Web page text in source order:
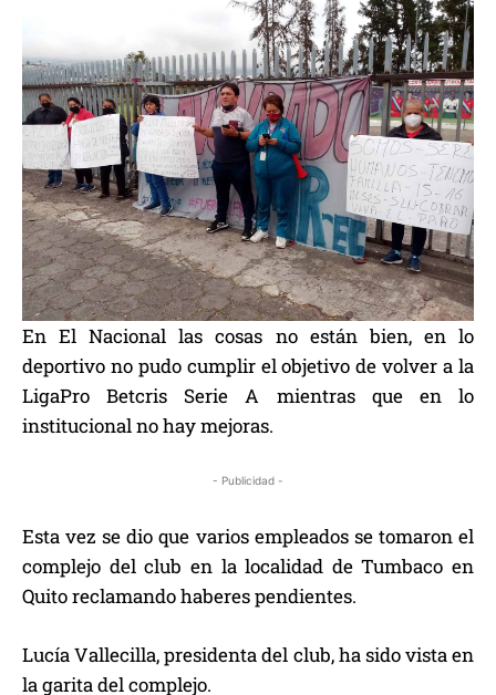
En El Nacional las cosas no están bien, en lo
deportivo no pudo cumplir el objetivo de volver a la
LigaPro Betcris Serie A mientras que en lo
institucional no hay mejoras.
- Publicidad -
Esta vez se dio que varios empleados se tomaron el
complejo del club en la localidad de Tumbaco en
Quito reclamando haberes pendientes.
Lucía Vallecilla, presidenta del club, ha sido vista en
la garita del complejo.